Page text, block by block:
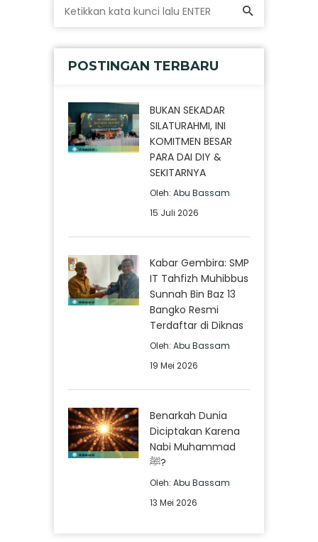
POSTINGAN TERBARU
BUKAN SEKADAR
SILATURAHMI, INI
KOMITMEN BESAR
PARA DAI DIY &
SEKITARNYA
Oleh: Abu Bassam
15 Juli 2026
Kabar Gembira: SMP
IT Tahfizh Muhibbus
Sunnah Bin Baz 13
Bangko Resmi
Terdaftar di Diknas
Oleh: Abu Bassam
19 Mei 2026
Benarkah Dunia
Diciptakan Karena
Nabi Muhammad
ﷺ?
Oleh: Abu Bassam
13 Mei 2026